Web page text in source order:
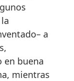
a
en buena
mientras